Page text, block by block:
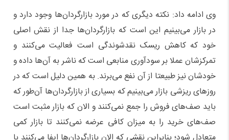
وی ادامه داد: نکته دیگری که در مورد بازارگردان‌ها وجود دارد و
در بازار می‌بینیم این است که بازارگردان‌ها جدا از نقش اصلی
خود که کاهش ریسک نقدشوندگی است فعالیت می‌کنند و
تمرکزشان عملا بر سودآوری منابعی است که ناشر به آن‌ها داده و
خودشان نیز طبیعتا از آن نفع می‌برند. به همین دلیل است که در
روز‌های ریزشی بازار می‌بینیم که بسیاری از بازارگردان‌ها آن‌طور که
باید صف‌های فروش را جمع نمی‌کنند و الان که بازار مثبت است
صف‌های خرید را به میزان کافی عرضه نمی‌کنند تا بازار کمی